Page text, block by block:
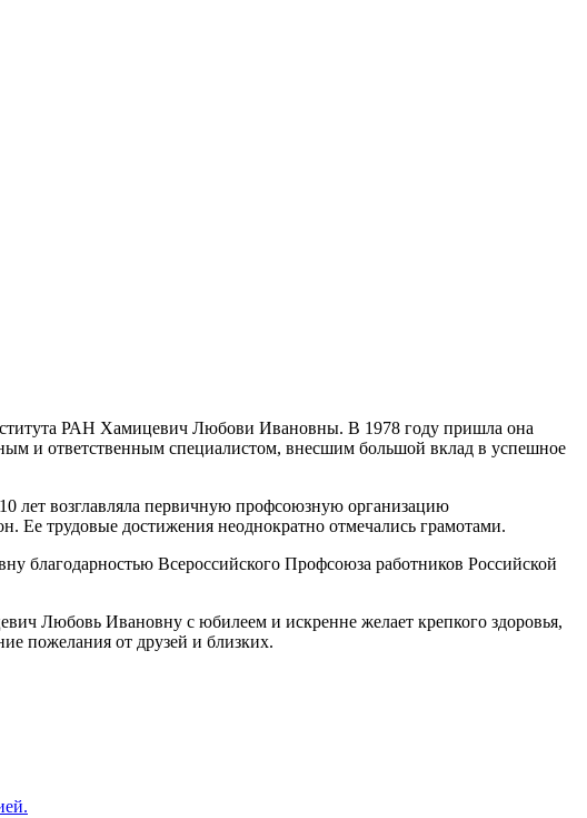
РАН Хамицевич Любови Ивановны. В 1978 году пришла она
и ответственным специалистом, внесшим большой вклад в успешное
лет возглавляла первичную профсоюзную организацию
трудовые достижения неоднократно отмечались грамотами.
Всероссийского Профсоюза работников Российской
Любовь Ивановну с юбилеем и искренне желает крепкого здоровья,
пожелания от друзей и близких.